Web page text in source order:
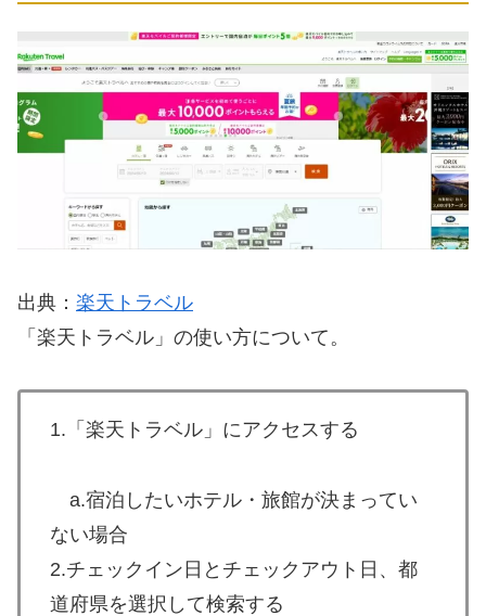
出典： 楽天トラベル
「楽天トラベル」の使い方について。
1.「楽天トラベル」にアクセスする
a.宿泊したいホテル・旅館が決まってい
ない場合
2.チェックイン日とチェックアウト日、都
道府県を選択して検索する